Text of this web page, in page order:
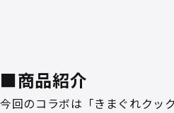
■商品紹介
今回のコラボは「きまぐれクッ